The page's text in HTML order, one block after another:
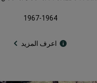
1967-1964
اعرف المزيد